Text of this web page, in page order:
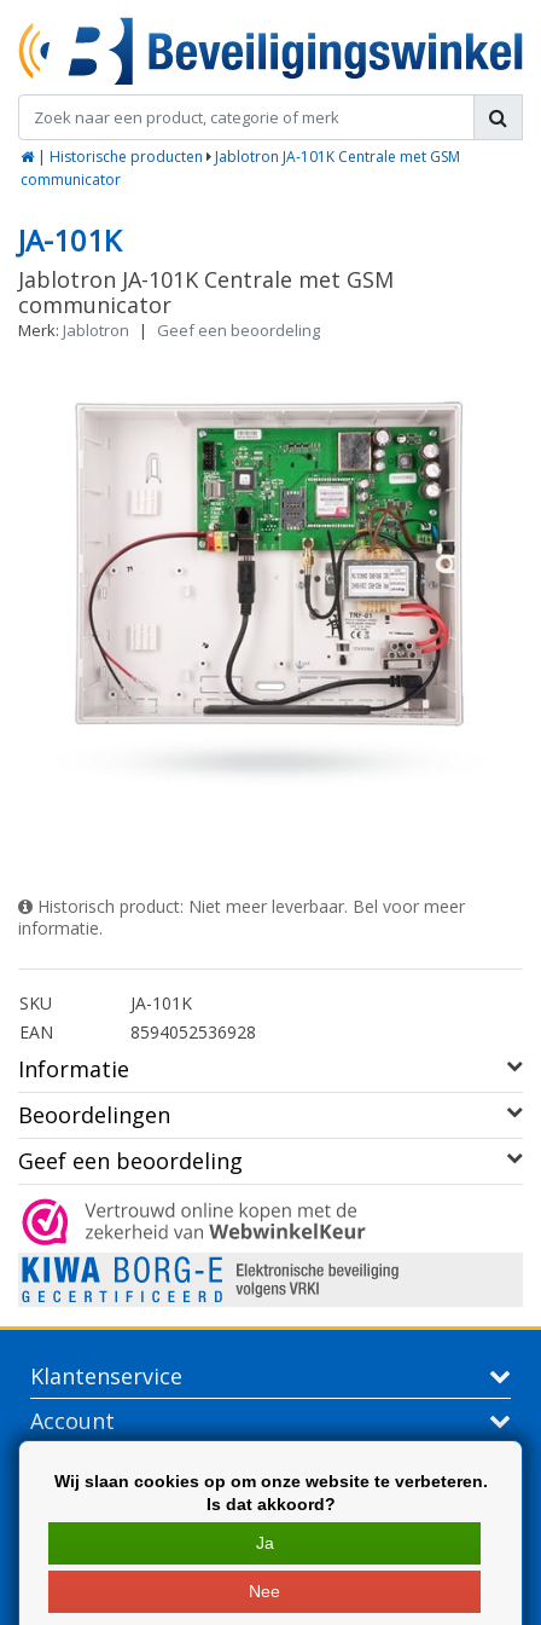
| Historische producten
Jablotron JA-101K Centrale met GSM
communicator
JA-101K
Jablotron JA-101K Centrale met GSM
communicator
Merk: Jablotron | Geef een beoordeling
Historisch product: Niet meer leverbaar. Bel voor meer
informatie.
SKU
JA-101K
EAN
8594052536928
Informatie
Beoordelingen
Geef een beoordeling
Klantenservice
Account
Wij slaan cookies op om onze website te verbeteren.
Is dat akkoord?
Ja
Nee